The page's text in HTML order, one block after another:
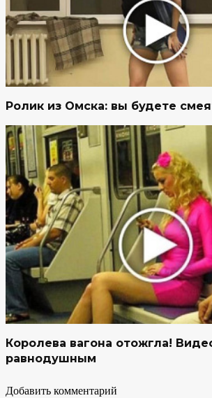
Ролик из Омска: вы будете
Королева вагона отожгла!
равнодушным
Добавить комментарий